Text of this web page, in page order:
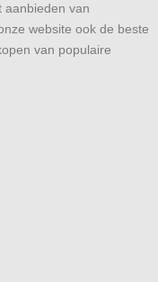
aanbieden van
website ook de beste
van populaire